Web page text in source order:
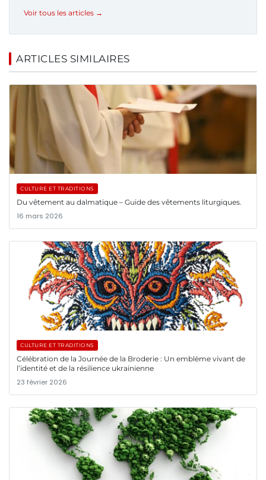
Voir tous les articles →
ARTICLES SIMILAIRES
CULTURE ET TRADITIONS
Du vêtement au dalmatique – Guide des vêtements liturgiques.
16 mars 2026
CULTURE ET TRADITIONS
Célébration de la Journée de la Broderie : Un emblème vivant de
l’identité et de la résilience ukrainienne
23 février 2026